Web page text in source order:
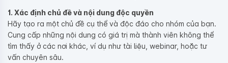
1. Xác định chủ đề và nội dung độc quyền
Hãy tạo ra một chủ đề cụ thể và độc đáo cho nhóm của bạn.
Cung cấp những nội dung có giá trị mà thành viên không thể
tìm thấy ở các nơi khác, ví dụ như tài liệu, webinar, hoặc tư
vấn chuyên sâu.